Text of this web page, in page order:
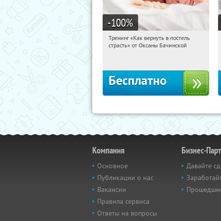
-100%
15:10:23 Получили:
Тренинг «Как вернуть в постель
страсть» от Оксаны Бачинской
Бесплатно
Компания
Основное
Публикации о нас
Вакансии
Правила сервиса
Ответы на вопросы
Бизнес-
Давайте